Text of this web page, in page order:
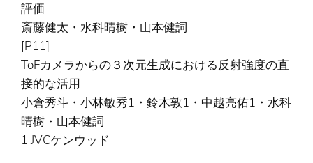
評価
斎藤健太・水科晴樹・山本健詞
[P11]
ToFカメラからの３次元生成における反射強度の直
接的な活用
小倉秀斗・小林敏秀1・鈴木敦1・中越亮佑1・水科
晴樹・山本健詞
1 JVCケンウッド